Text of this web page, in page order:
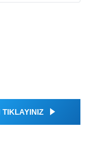
TIKLAYINIZ